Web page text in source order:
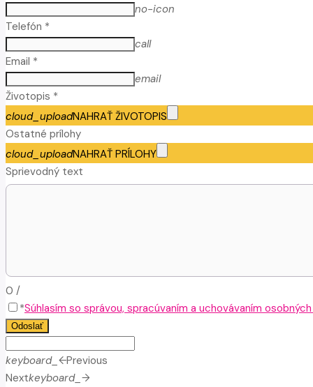
no-icon
Telefón *
call
Email *
email
Životopis *
cloud_uploadNAHRAŤ ŽIVOTOPIS
Ostatné prílohy
cloud_uploadNAHRAŤ PRÍLOHY
Sprievodný text
0 /
*Súhlasím so správou, spracúvaním a uchovávaním
Odoslať
keyboard_arrow_leftPrevious
Nextkeyboard_arrow_right